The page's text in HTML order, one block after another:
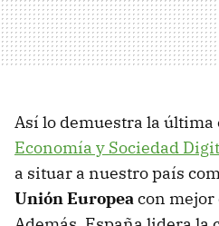
Así lo demuestra la
Economía y Sociedad
a situar a nuestro país
Unión Europeacon